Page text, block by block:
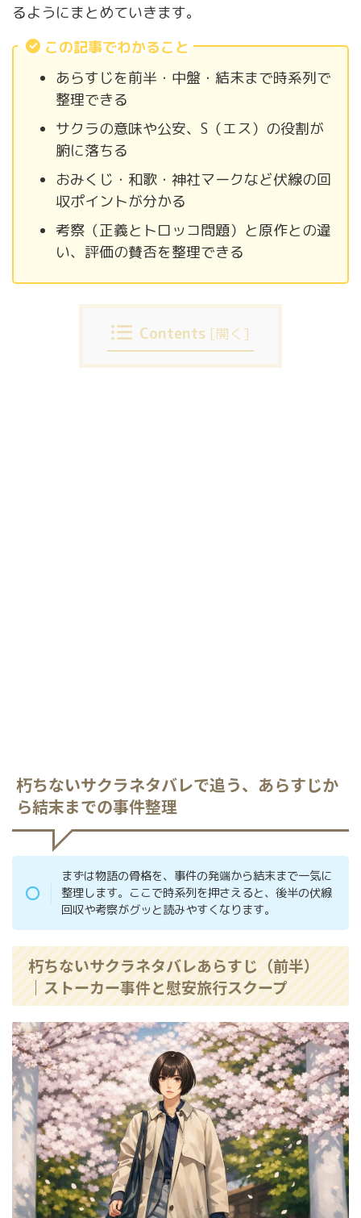
るようにまとめていきます。
この記事でわかること
あらすじを前半・中盤・結末まで時系列で
整理できる
サクラの意味や公安、S（エス）の役割が
腑に落ちる
おみくじ・和歌・神社マークなど伏線の回
収ポイントが分かる
考察（正義とトロッコ問題）と原作との違
い、評価の賛否を整理できる
Contents [開く ]
朽ちないサクラネタバレで追う、あらすじか
ら結末までの事件整理
まずは物語の骨格を、事件の発端から結末まで一気に
整理します。ここで時系列を押さえると、後半の伏線
回収や考察がグッと読みやすくなります。
朽ちないサクラネタバレあらすじ（前半）
｜ストーカー事件と慰安旅行スクープ